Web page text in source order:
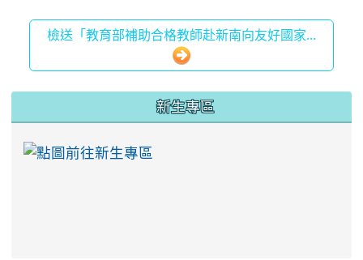
檢送「教育部補助合格教師赴新南向友好國家...
::: 新生專區